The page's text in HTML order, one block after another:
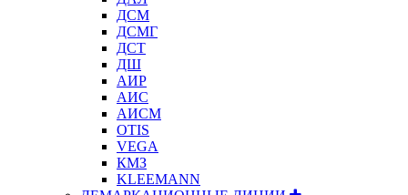
ДСМ
ДСМГ
ДСТ
ДШ
АИР
АИС
АИСМ
OTIS
VEGA
КМЗ
KLEEMANN